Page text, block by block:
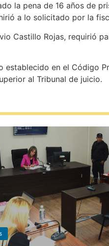
la pena de 16 años de
a lo solicitado por la
Castillo Rojas, requirió
en el Código
al Tribunal de juicio.